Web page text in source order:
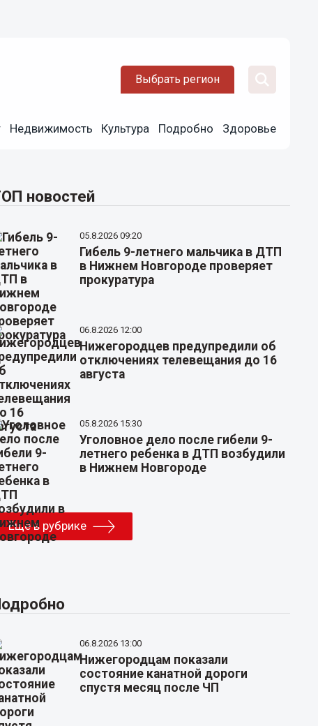
Выбрать регион
Недвижимость Культура Подробно Здоровье
новостей
05.8.2026 09:20
Гибель 9-летнего мальчика в ДТП
в Нижнем Новгороде проверяет
прокуратура
06.8.2026 12:00
Нижегородцев предупредили об
отключениях телевещания до 16
августа
05.8.2026 15:30
Уголовное дело после гибели 9-
летнего ребенка в ДТП возбудили
в Нижнем Новгороде
Еще в рубрике
06.8.2026 13:00
Нижегородцам показали
состояние канатной дороги
спустя месяц после ЧП